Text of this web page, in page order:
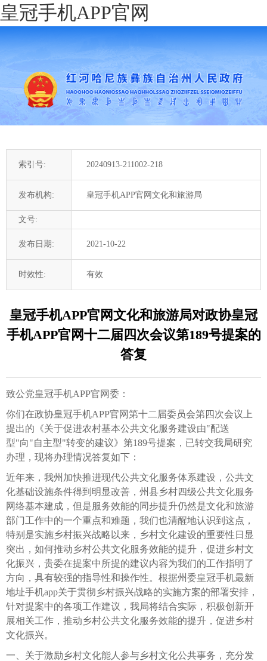
皇冠手机APP官网
索引号: 20240913-211002-218
发布机构: 皇冠手机APP官网文化和旅游局
文号:
发布日期: 2021-10-22
时效性: 有效
皇冠手机APP官网文化和旅游局对政协皇冠
手机APP官网十二届四次会议第189号提案的
答复
致公党皇冠手机APP官网委：
你们在政协皇冠手机APP官网第十二届委员会第四次会议上
提出的《关于促进农村基本公共文化服务建设由"配送
型"向"自主型"转变的建议》第189号提案，已转交我局研究
办理，现将办理情况答复如下：
近年来，我州加快推进现代公共文化服务体系建设，公共文
化基础设施条件得到明显改善，州县乡村四级公共文化服务
网络基本建成，但是服务效能的同步提升仍然是文化和旅游
部门工作中的一个重点和难题，我们也清醒地认识到这点，
特别是实施乡村振兴战略以来，乡村文化建设的重要性日显
突出，如何推动乡村公共文化服务效能的提升，促进乡村文
化振兴，贵委在提案中所提的建议内容为我们的工作指明了
方向，具有较强的指导性和操作性。根据州委皇冠手机最新
地址手机app关于贯彻乡村振兴战略的实施方案的部署安排，
针对提案中的各项工作建议，我局将结合实际，积极创新开
展相关工作，推动乡村公共文化服务效能的提升，促进乡村
文化振兴。
一、关于激励乡村文化能人参与乡村文化公共事务，充分发